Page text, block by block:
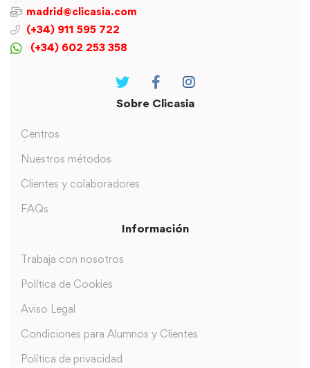
madrid@clicasia.com
(+34) 911 595 722
(+34) 602 253 358
Sobre Clicasia
Centros
Nuestros métodos
Clientes y colaboradores
FAQs
Información
Trabaja con nosotros
Política de Cookies
Aviso Legal
Condiciones para Alumnos y Clientes
Política de privacidad